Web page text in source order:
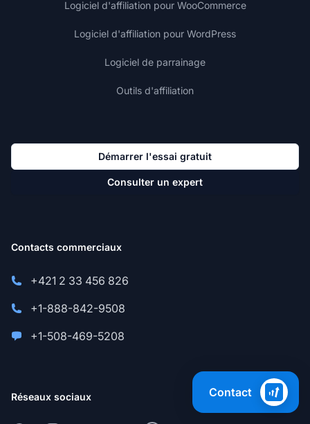
Logiciel d'affiliation pour WooCommerce
Logiciel d'affiliation pour WordPress
Logiciel de parrainage
Outils d'affiliation
Démarrer l'essai gratuit
Consulter un expert
Contacts commerciaux
+421 2 33 456 826
+1-888-842-9508
+1-508-469-5208
Réseaux sociaux Contact